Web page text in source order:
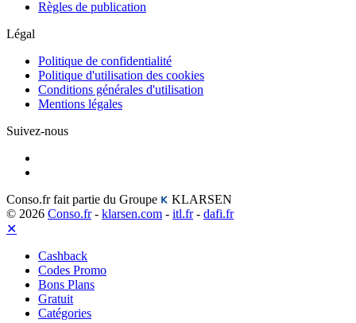
Règles de publication
Légal
Politique de confidentialité
Politique d'utilisation des cookies
Conditions générales d'utilisation
Mentions légales
Suivez-nous
Conso.fr fait partie du Groupe
KLARSEN
© 2026 Conso.fr- klarsen.com - itl.fr- dafi.fr
✕
Cashback
Codes Promo
Bons Plans
Gratuit
Catégories